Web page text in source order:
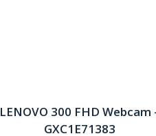
LENOVO 300 FHD Webcam
GXC1E71383